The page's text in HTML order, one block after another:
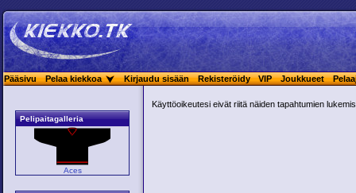
Pääsivu Pelaa kiekkoa Kirjaudu sisään Rekisteröidy VIP Joukkueet
Pelipaitagalleria
Aces
Käyttöoikeutesi eivät riitä näiden tapahtumien